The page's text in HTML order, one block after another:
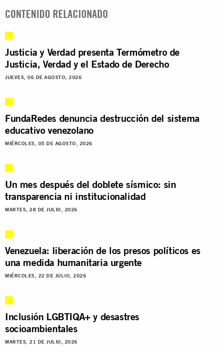
CONTENIDO RELACIONADO
Justicia y Verdad presenta Termómetro de
Justicia, Verdad y el Estado de Derecho
JUEVES, 06 DE AGOSTO, 2026
FundaRedes denuncia destrucción del sistema
educativo venezolano
MIÉRCOLES, 05 DE AGOSTO, 2026
Un mes después del doblete sísmico: sin
transparencia ni institucionalidad
MARTES, 28 DE JULIO, 2026
Venezuela: liberación de los presos políticos es
una medida humanitaria urgente
MIÉRCOLES, 22 DE JULIO, 2026
Inclusión LGBTIQA+ y desastres
socioambientales
MARTES, 21 DE JULIO, 2026